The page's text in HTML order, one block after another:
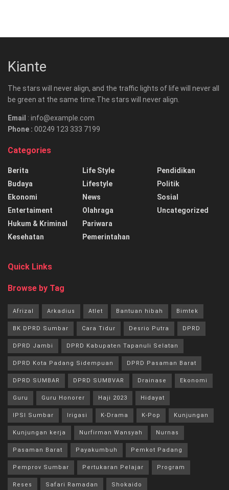
Kiante
The stars will never align, and the traffic lights of life will never all
be green at the same time.The stars will never align.
Email : info@example.com
Phone : 00249 123 333 7199
Categories
Berita
Budaya
Ekonomi
Entertaiment
Hukum & Kriminal
Kesehatan
Life Style
Lifestyle
News
Olahraga
Pariwara
Pemerintahan
Pendidikan
Politik
Sosial
Uncategorized
Quick Links
Browse by Tag
Afrizal Arkadius Atlet Bantuan hibah Bimtek
BK DPRD Sumbar Cara Tidur Desrio Putra DPRD
DPRD Jambi DPRD Kabupaten Tapanuli Selatan
DPRD Kota Padang Sidempuan DPRD Pasaman Barat
DPRD SUMBAR DPRD SUMBVAR Drainase Ekonomi
Guru Guru Honorer Haji 2023 Hidayat
IPSI Sumbar Irigasi K-Drama K-Pop Kunjungan
Kunjungan kerja Nurfirman Wansyah Nurnas
Pasaman Barat Payakumbuh Pemkot Padang
Pemprov Sumbar Pertukaran Pelajar Program
Reses Safari Ramadan Shokaido